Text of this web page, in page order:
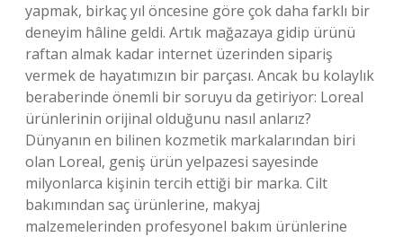
yapmak, birkaç yıl öncesine göre çok daha farklı bir
deneyim hâline geldi. Artık mağazaya gidip ürünü
raftan almak kadar internet üzerinden sipariş
vermek de hayatımızın bir parçası. Ancak bu kolaylık
beraberinde önemli bir soruyu da getiriyor: Loreal
ürünlerinin orijinal olduğunu nasıl anlarız?
Dünyanın en bilinen kozmetik markalarından biri
olan Loreal, geniş ürün yelpazesi sayesinde
milyonlarca kişinin tercih ettiği bir marka. Cilt
bakımından saç ürünlerine, makyaj
malzemelerinden profesyonel bakım ürünlerine